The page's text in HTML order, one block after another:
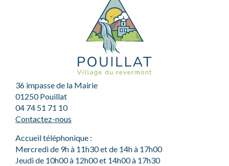
36 impasse de la Mairie
01250 Pouillat
04 74 51 71 10
Contactez-nous
Accueil téléphonique :
Mercredi de 9h à 11h30 et de 14h à 17h00
Jeudi de 10h00 à 12h00 et 14h00 à 17h30